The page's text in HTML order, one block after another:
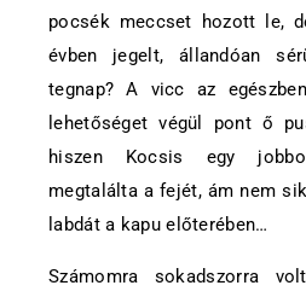
pocsék meccset hozott le,
évben jegelt, állandóan
tegnap? A vicc az
lehetőséget végül pont ő
hiszen Kocsis egy
megtalálta a fejét, ám nem
labdát a kapu előterében…
Számomra sokadszorra